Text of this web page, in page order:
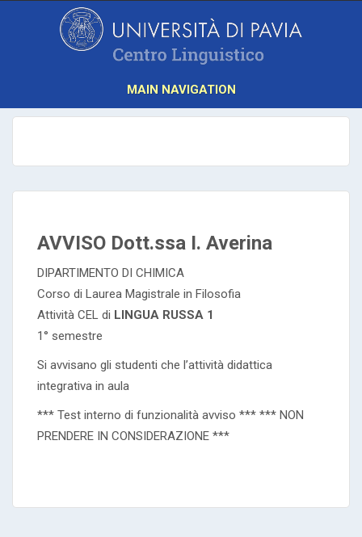
MAIN NAVIGATION
AVVISO Dott.ssa I. Averina
DIPARTIMENTO DI CHIMICA
Corso di Laurea Magistrale in Filosofia
Attività CEL di LINGUA RUSSA 1
1° semestre
Si avvisano gli studenti che l’attività didattica
integrativa in aula
*** Test interno di funzionalità avviso *** *** NON
PRENDERE IN CONSIDERAZIONE ***